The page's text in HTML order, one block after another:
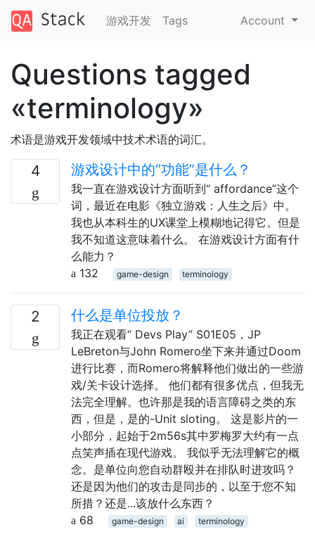
游戏开发 Tags Account
Questions tagged
«terminology»
术语是游戏开发领域中技术术语的词汇。
4 游戏设计中的“功能”是什么？
我一直在游戏设计方面听到“ affordance”这个
词，最近在电影《独立游戏：人生之后》中。
我也从本科生的UX课堂上模糊地记得它。但是
我不知道这意味着什么。 在游戏设计方面有什
么能力？
132
game-design terminology
2 什么是单位投放？
我正在观看“ Devs Play” S01E05，JP
LeBreton与John Romero坐下来并通过Doom
进行比赛，而Romero将解释他们做出的一些游
戏/关卡设计选择。 他们都有很多优点，但我无
法完全理解。也许那是我的语言障碍之类的东
西，但是，是的-Unit sloting。 这是影片的一
小部分，起始于2m56s其中罗梅罗大约有一点
点笑声插在现代游戏。 我似乎无法理解它的概
念。是单位向您自动群殴并在排队时进攻吗？
还是因为他们的攻击是同步的，以至于您不知
所措？还是...该放什么东西？
68
game-design ai terminology